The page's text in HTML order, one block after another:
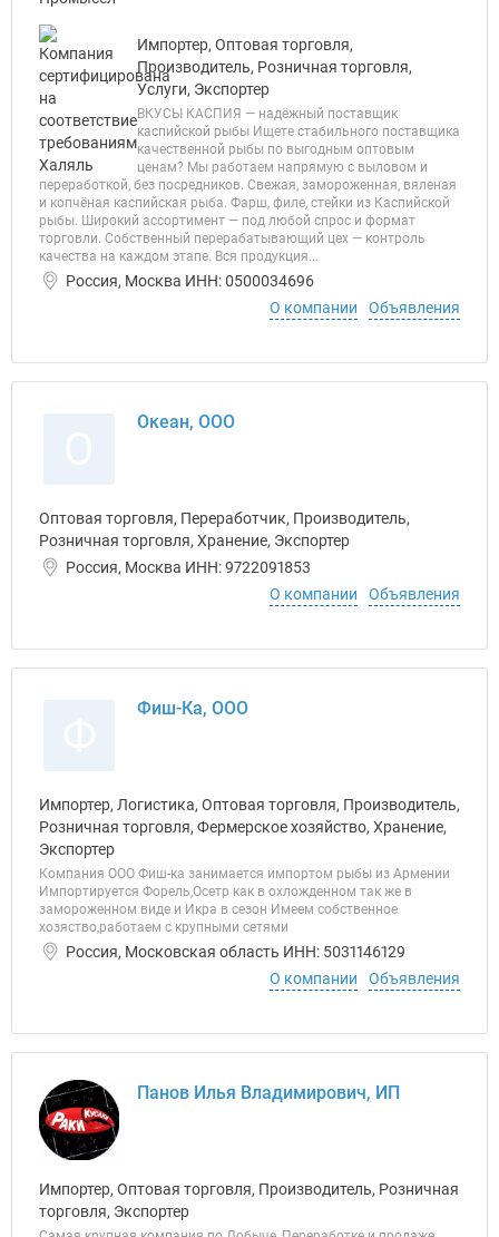
Импортер, Оптовая торговля,
Производитель, Розничная торговля,
Услуги, Экспортер
ВКУСЫ КАСПИЯ — надёжный поставщик
каспийской рыбы Ищете стабильного поставщика
качественной рыбы по выгодным оптовым
ценам? Мы работаем напрямую с выловом и
переработкой, без посредников. Свежая, замороженная, вяленая
и копчёная каспийская рыба. Фарш, филе, стейки из Каспийской
рыбы. Широкий ассортимент — под любой спрос и формат
торговли. Собственный перерабатывающий цех — контроль
качества на каждом этапе. Вся продукция...
Россия, Москва ИНН: 0500034696
О компании
Объявления
Океан, ООО
Оптовая торговля, Переработчик, Производитель,
Розничная торговля, Хранение, Экспортер
Россия, Москва ИНН: 9722091853
О компании
Объявления
Фиш-Ка, ООО
Импортер, Логистика, Оптовая торговля, Производитель,
Розничная торговля, Фермерское хозяйство, Хранение,
Экспортер
Компания ООО Фиш-ка занимается импортом рыбы из Армении
Импортируется Форель,Осетр как в охложденном так же в
замороженном виде и Икра в сезон Имеем собственное
хозяство,работаем с крупными сетями
Россия, Московская область ИНН: 5031146129
О компании
Объявления
Панов Илья Владимирович, ИП
Импортер, Оптовая торговля, Производитель, Розничная
торговля, Экспортер